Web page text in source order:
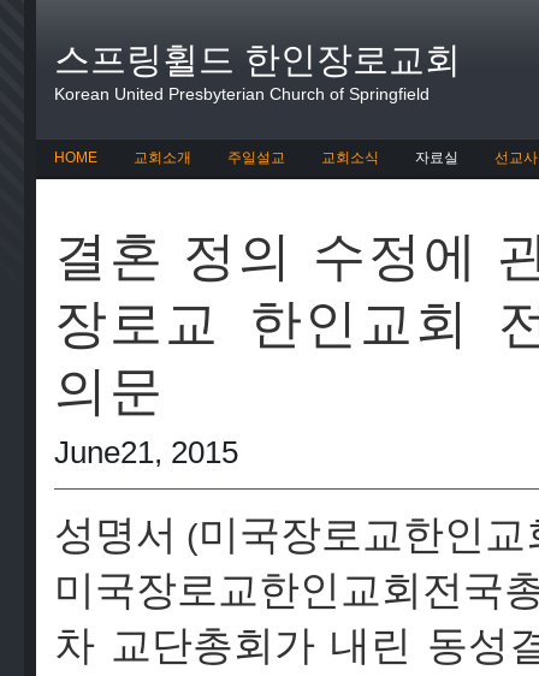
스프링휠드 한인장로교회
Korean United Presbyterian Church of Springfield
HOME 교회소개 주일설교 교회소식 자료실 선교
결혼 정의 수정에
장로교 한인교회
의문
June21, 2015
성명서 (미국장로교한인
미국장로교한인교회전국
차 교단총회가 내린 동성